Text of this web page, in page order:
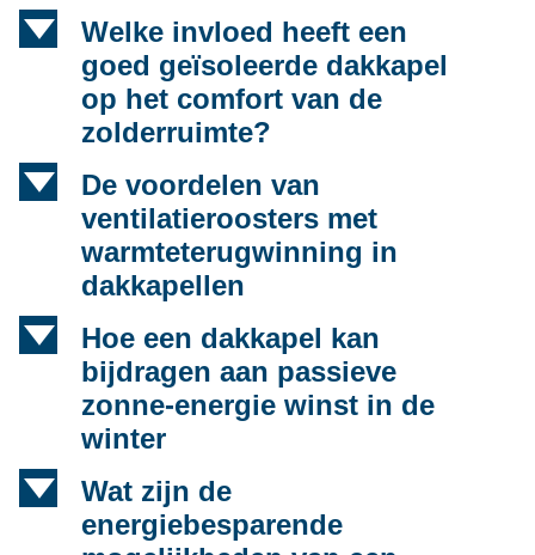
d
Welke invloed heeft een
goed geïsoleerde dakkapel
op het comfort van de
zolderruimte?
d
De voordelen van
ventilatieroosters met
warmteterugwinning in
dakkapellen
d
Hoe een dakkapel kan
bijdragen aan passieve
zonne-energie winst in de
winter
d
Wat zijn de
energiebesparende